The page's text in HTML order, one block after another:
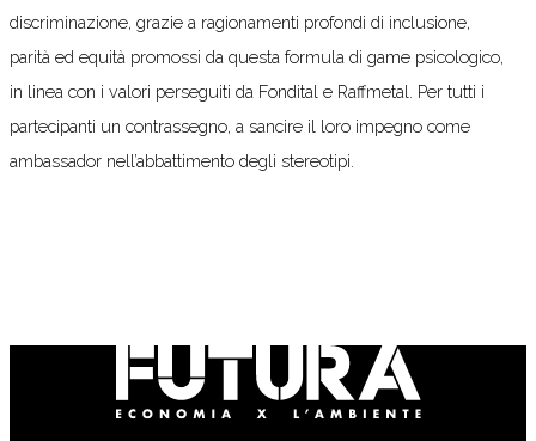
discriminazione, grazie a ragionamenti profondi di inclusione,
parità ed equità promossi da questa formula di game psicologico,
in linea con i valori perseguiti da Fondital e Raffmetal. Per tutti i
partecipanti un contrassegno, a sancire il loro impegno come
ambassador nell’abbattimento degli stereotipi.